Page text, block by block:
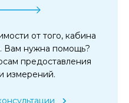
от того, кабина
Вам нужна помощь?
предоставления
измерений.